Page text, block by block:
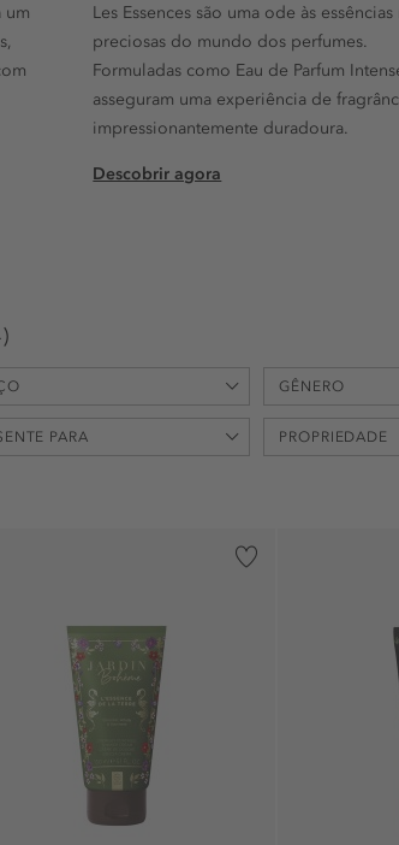
um
Les Essences são uma ode às essências
preciosas do mundo dos perfumes.
Formuladas como Eau de Parfum
asseguram uma experiência de
impressionantemente duradoura.
Descobrir agora
)
-
GÊNERO
PARA
(3)
Nicolau (2)
PROPRIEDADE
hidratante (4)
manutenção